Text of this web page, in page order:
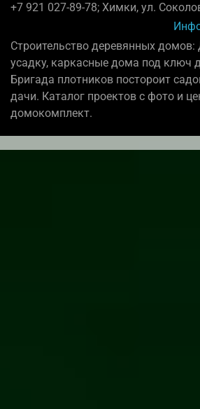
+7 921 027-89-78; Химки, ул.
Строительство деревянных
усадку, каркасные дома под ключ
Бригада плотников постороит
дачи. Каталог проектов с фото и
домокомплект.